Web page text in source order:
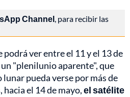
Channel, para recibir las
podrá ver entre el 11 y el 13 de
"plenilunio aparente", que
pueda verse por más de
hacia el 14 de mayo,el satélite